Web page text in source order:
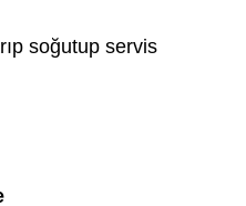
soğutup servis